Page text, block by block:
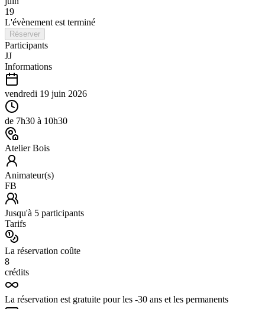
19
L'évènement est terminé
Réserver
Participants
JJ
Informations
vendredi 19 juin 2026
de 7h30 à 10h30
Atelier Bois
Animateur(s)
FB
Jusqu'à 5 participants
Tarifs
La réservation coûte
8
crédits
La réservation est gratuite pour les -30 ans et les permanents